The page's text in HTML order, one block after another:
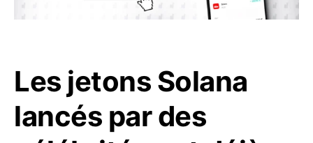
Les jetons Solana
lancés par des